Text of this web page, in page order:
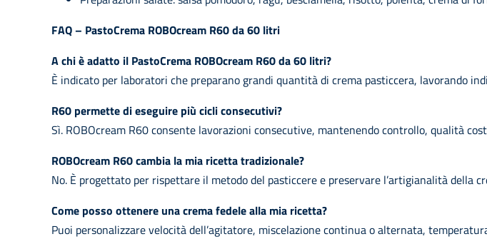
FAQ – PastoCrema ROBOcream R60 da 60 litri
A chi è adatto il PastoCrema ROBOcream R60 da 60 litri?
È indicato per laboratori che preparano grandi quantità di crema pasticcera, lavorando
R60 permette di eseguire più cicli consecutivi?
Sì. ROBOcream R60 consente lavorazioni consecutive, mantenendo controllo, qualità
ROBOcream R60 cambia la mia ricetta tradizionale?
No. È progettato per rispettare il metodo del pasticcere e preservare l’artigianalità della
Come posso ottenere una crema fedele alla mia ricetta?
Puoi personalizzare velocità dell’agitatore, miscelazione continua o alternata,